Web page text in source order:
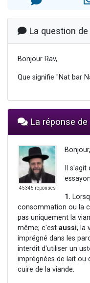
La question de
Bonjour Rav,
Que signifie "Nat bar
La réponse de
45345 réponses
Bonjour,
Il s'agit
1.
consommation ou la
pas uniquement la
même; c'est aussi, la
imprégné dans les
interdit d'utiliser un
imprégnées de lait ou
cuire de la viande.